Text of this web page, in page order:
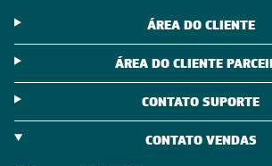
ÁREA DO CLIENTE
ÁREA DO CLIENTE
CONTATO SUPORTE
CONTATO VENDAS